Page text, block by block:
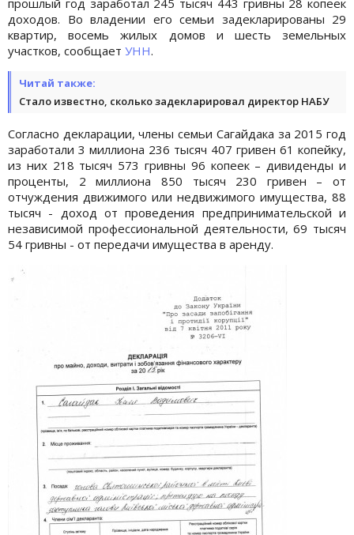
доходов. Во владении его семьи задекларированы 29
квартир, восемь жилых домов и шесть земельных
участков, сообщает УНН.
Читай также:
Стало известно, сколько задекларировал директор НАБУ
Согласно декларации, члены семьи Сагайдака за 2015 год
заработали 3 миллиона 236 тысяч 407 гривен 61 копейку,
из них 218 тысяч 573 гривны 96 копеек – дивиденды и
проценты, 2 миллиона 850 тысяч 230 гривен – от
отчуждения движимого или недвижимого имущества, 88
тысяч - доход от проведения предпринимательской и
независимой профессиональной деятельности, 69 тысяч
54 гривны - от передачи имущества в аренду.